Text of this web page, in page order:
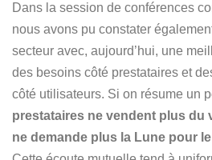
Dans la session de conférences
nous avons pu constater
secteur avec, aujourd’hui, une
des besoins côté prestataires et
côté utilisateurs. Si on résume un
prestataires ne vendent plus du
ne demande plus la Lune pour